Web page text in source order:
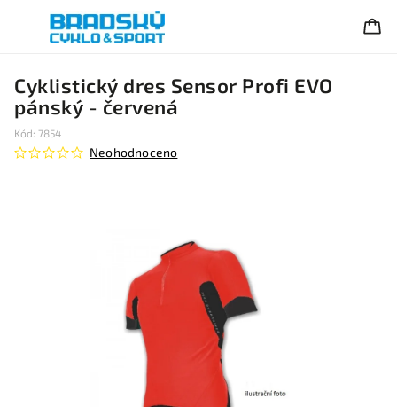
Cyklistický dres Sensor Profi EVO
pánský - červená
Kód: 7854
Neohodnoceno